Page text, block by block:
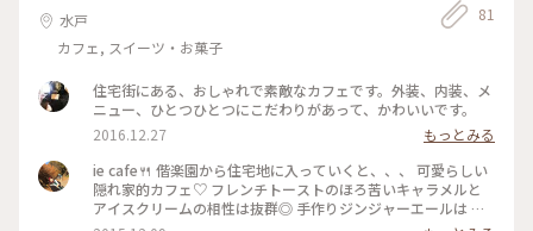
水戸
カフェ, スイーツ・お菓子
81
住宅街にある、おしゃれで素敵なカフェです。外装、内装、メ
ニュー、ひとつひとつにこだわりがあって、かわいいです。
2016.12.27
もっとみる
ie cafe🍴 偕楽園から住宅地に入っていくと、、、 可愛らしい
隠れ家的カフェ♡ フレンチトーストのほろ苦いキャラメルと
アイスクリームの相性は抜群◎ 手作りジンジャーエールは 生